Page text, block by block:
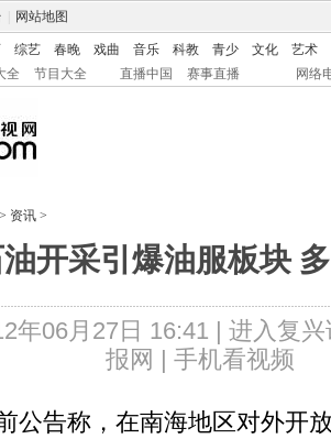
网站地图
综艺 春晚 戏曲 音乐 科教 青少 文化
艺术
全 节目大全 直播中国 赛事直播 网络
> 资讯 >
开采引爆油服板块
年06月27日 16:41 | 进入复兴
报网 | 手机看视频
告称，在南海地区对外开